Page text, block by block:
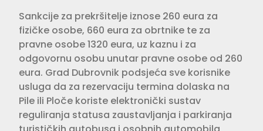
Sankcije za prekršitelje iznose 260 eura za
fizičke osobe, 660 eura za obrtnike te za
pravne osobe 1320 eura, uz kaznu i za
odgovornu osobu unutar pravne osobe od 260
eura. Grad Dubrovnik podsjeća sve korisnike
usluga da za rezervaciju termina dolaska na
Pile ili Ploče koriste elektronički sustav
reguliranja statusa zaustavljanja i parkiranja